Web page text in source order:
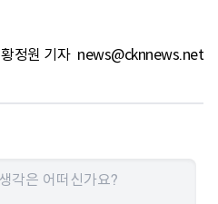
황정원 기자 news@cknnews.net